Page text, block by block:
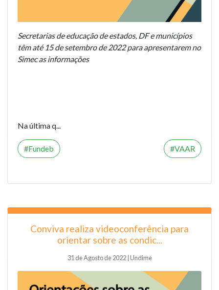
Secretarias de educação de estados, DF e municípios
têm até 15 de setembro de 2022 para apresentarem no
Simec as informações
Na última q...
Fundeb VAAR
Conviva realiza videoconferência para
orientar sobre as condic...
31 de Agosto de 2022 | Undime